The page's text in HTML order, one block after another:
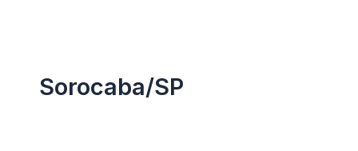
conteúdoSorocaba/SP